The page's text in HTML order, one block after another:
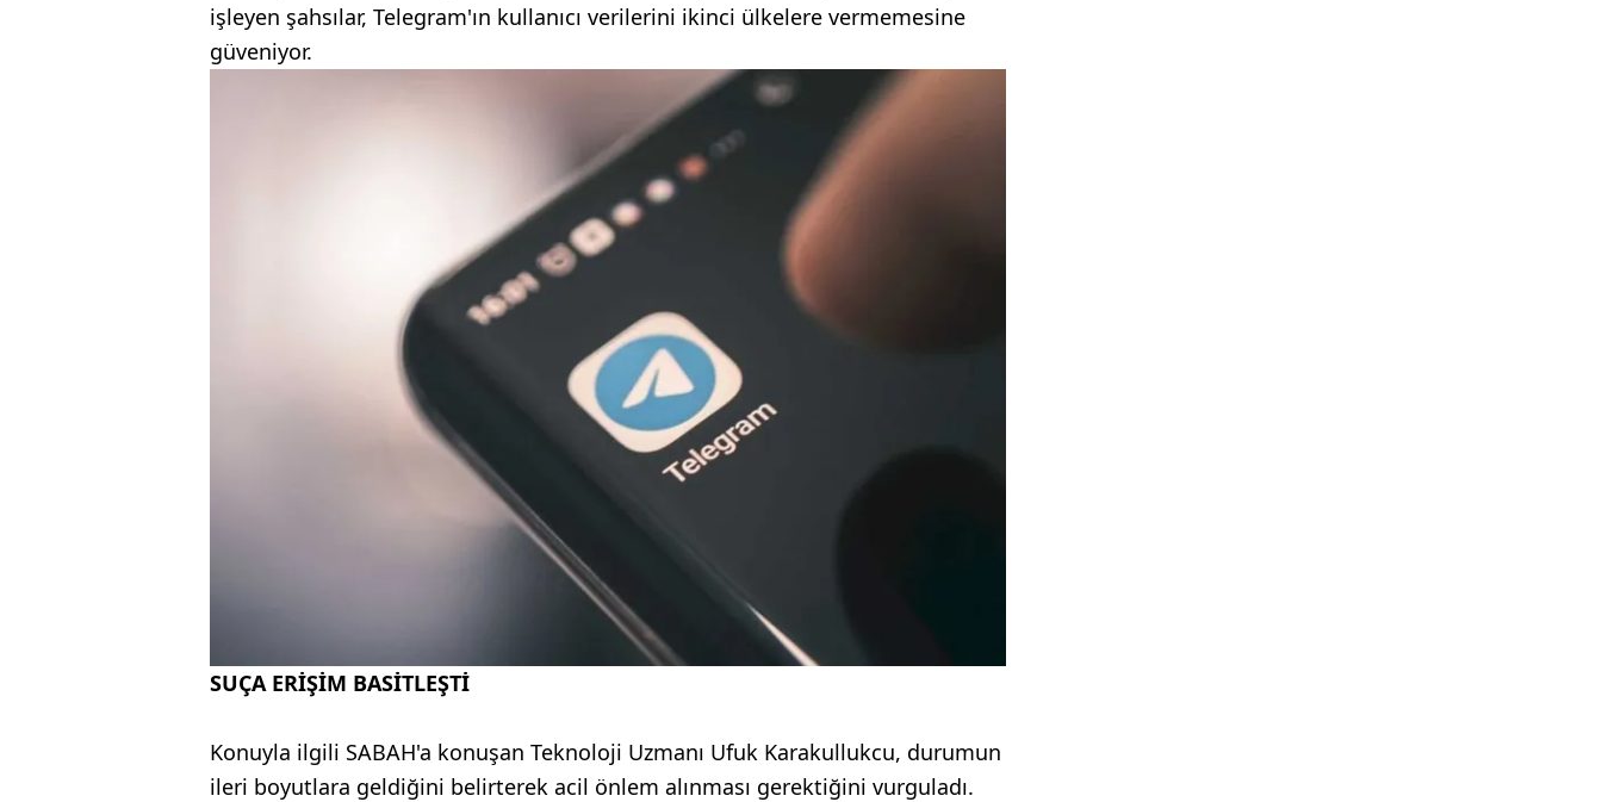
işleyen şahsılar, Telegram'ın kullanıcı verilerini ikinci ülkelere vermemesine
güveniyor.
SUÇA ERİŞİM BASİTLEŞTİ
Konuyla ilgili SABAH'a konuşan Teknoloji Uzmanı Ufuk Karakullukcu, durumun
ileri boyutlara geldiğini belirterek acil önlem alınması gerektiğini vurguladı.